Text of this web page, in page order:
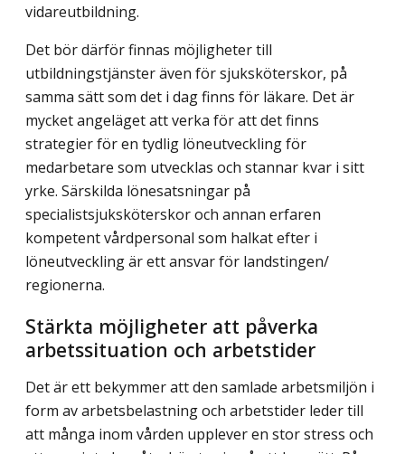
vidareutbildning.
Det bör därför finnas möjligheter till
utbildningstjänster även för sjuksköterskor, på
samma sätt som det i dag finns för läkare. Det är
mycket angeläget att verka för att det finns
strategier för en tydlig löneutveckling för
medarbetare som utvecklas och stannar kvar i sitt
yrke. Särskilda lönesatsningar på
specialistsjuksköterskor och annan erfaren
kompetent vårdpersonal som halkat efter i
löneutveckling är ett ansvar för landstingen/
regionerna.
Stärkta möjligheter att påverka
arbetssituation och arbetstider
Det är ett bekymmer att den samlade arbetsmiljön i
form av arbetsbelastning och arbetstider leder till
att många inom vården upplever en stor stress och